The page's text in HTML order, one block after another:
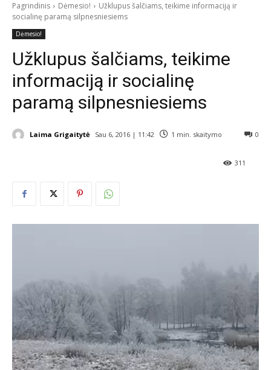
Pagrindinis Dėmesio!
Užklupus šalčiams, teikime informaciją ir
socialinę paramą silpnesniesiems
Dėmesio!
Užklupus šalčiams, teikime
informaciją ir socialinę
paramą silpnesniesiems
Laima Grigaitytė Sau 6, 2016 | 11:42 1 min. skaitymo 0
311